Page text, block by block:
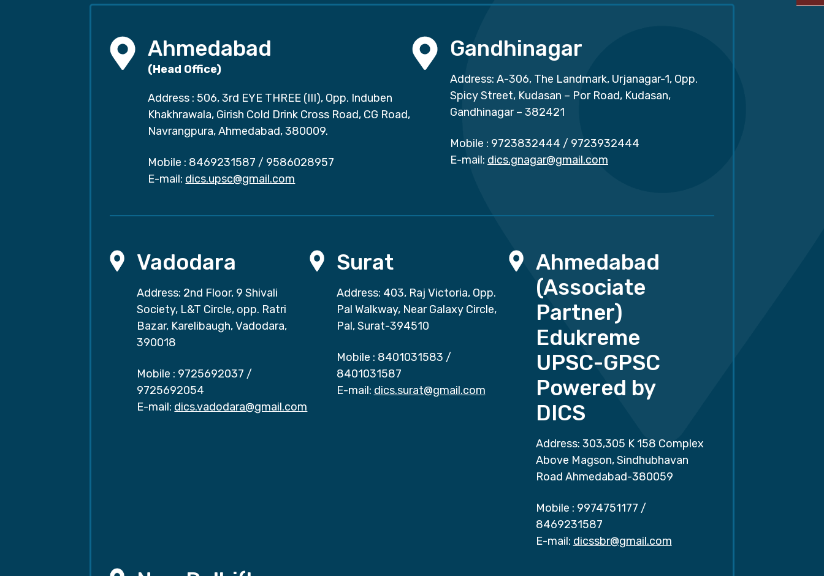
Ahmedabad
(Head Office)
Address : 506, 3rd EYE THREE (III), Opp. Induben
Khakhrawala, Girish Cold Drink Cross Road, CG Road,
Navrangpura, Ahmedabad, 380009.
Mobile : 8469231587 / 9586028957
E-mail: dics.upsc@gmail.com
Gandhinagar
Address: A-306, The Landmark, Urjanagar-1, Opp.
Spicy Street, Kudasan – Por Road, Kudasan,
Gandhinagar – 382421
Mobile : 9723832444 / 9723932444
E-mail: dics.gnagar@gmail.com
Vadodara
Address: 2nd Floor, 9 Shivali
Society, L&T Circle, opp. Ratri
Bazar, Karelibaugh, Vadodara,
390018
Mobile : 9725692037 /
9725692054
E-mail: dics.vadodara@gmail.com
Surat
Address: 403, Raj Victoria, Opp.
Pal Walkway, Near Galaxy Circle,
Pal, Surat-394510
Mobile : 8401031583 /
8401031587
E-mail: dics.surat@gmail.com
Ahmedabad
(Associate
Partner)
Edukreme
UPSC-GPSC
Powered by
DICS
Address: 303,305 K 158 Complex
Above Magson, Sindhubhavan
Road Ahmedabad-380059
Mobile : 9974751177 /
8469231587
E-mail: dicssbr@gmail.com